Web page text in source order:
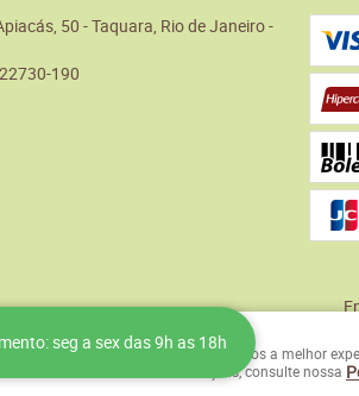
50 -Taquara, Rio de Janeiro-
190
cookies para garantir que oferecemos a melhor
deste site. Para mais informações, consulte nossa
seg a sex das 9h as 18h